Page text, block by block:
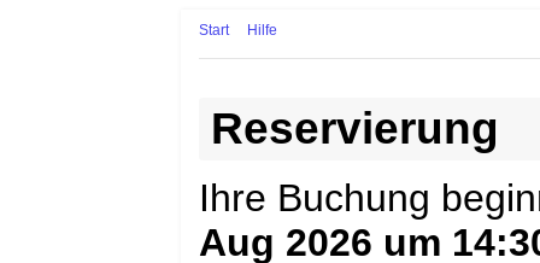
Start Hilfe
Reservierung
Ihre Buchung
Aug 2026 um